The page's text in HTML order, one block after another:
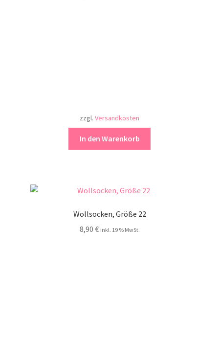
zzgl. Versandkosten
In den Warenkorb
Wollsocken, Größe 22
8,90 € inkl. 19 % MwSt.